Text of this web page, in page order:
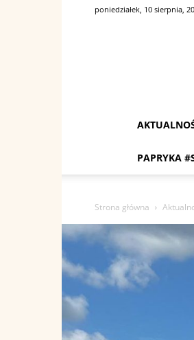
poniedziałek, 10 sierpnia,
PAPRYKA
Strona główna